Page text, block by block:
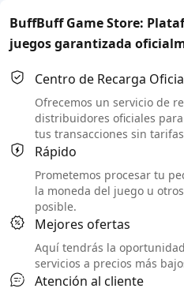
BuffBuff Game Store:
juegos garantizada
Centro de Recarga
Ofrecemos un servicio de
distribuidores oficiales
tus transacciones sin
Rápido
Prometemos procesar tu
la moneda del juego u
posible.
Mejores ofertas
Aquí tendrás la
servicios a precios más
Atención al cliente